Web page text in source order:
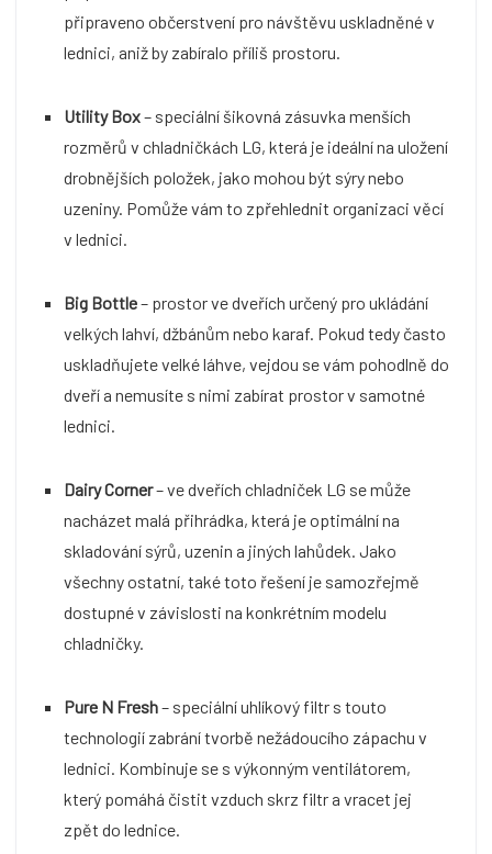
připraveno občerstvení pro návštěvu uskladněné v
lednici, aniž by zabíralo příliš prostoru.
Utility Box– speciální šikovná zásuvka menších
rozměrů v chladničkách LG, která je ideální na uložení
drobnějších položek, jako mohou být sýry nebo
uzeniny. Pomůže vám to zpřehlednit organizaci věcí
v lednici.
Big Bottle– prostor ve dveřích určený pro ukládání
velkých lahví, džbánům nebo karaf. Pokud tedy často
uskladňujete velké láhve, vejdou se vám pohodlně do
dveří a nemusíte s nimi zabírat prostor v samotné
lednici.
Dairy Corner– ve dveřích chladniček LG se může
nacházet malá přihrádka, která je optimální na
skladování sýrů, uzenin a jiných lahůdek. Jako
všechny ostatní, také toto řešení je samozřejmě
dostupné v závislosti na konkrétním modelu
chladničky.
Pure N Fresh– speciální uhlíkový filtr s touto
technologií zabrání tvorbě nežádoucího zápachu v
lednici. Kombinuje se s výkonným ventilátorem,
který pomáhá čistit vzduch skrz filtr a vracet jej
zpět do lednice.